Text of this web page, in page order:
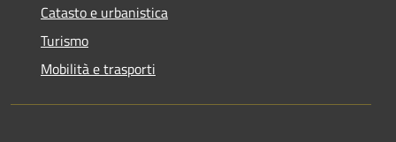
Catasto e urbanistica
Turismo
Mobilità e trasporti